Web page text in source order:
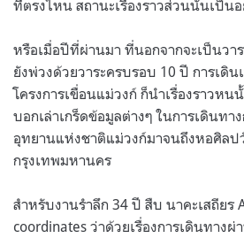
ที่ตรงไหน สถานะเรื่องราวส่วนนั้นเป็นอ
หรือเมื่อปีที่ผ่านมา ที่นอกจากจะเป็นวา
ยังพ่วงด้วยวาระครบรอบ 10 ปี การเดิน
โครงการเขื่อนแม่วงก์ ก็นำเรื่องราวห
บอกเล่าเกร็ดข้อมูลต่างๆ ในการเดินทา
อุทยานแห่งชาติแม่วงก์มาจนถึงหอศิล
กรุงเทพมหานคร
สำหรับงานรำลึก 34 ปี สืบ นาคะเสถียร
coordinates ว่าด้วยเรื่องการเดินทาง